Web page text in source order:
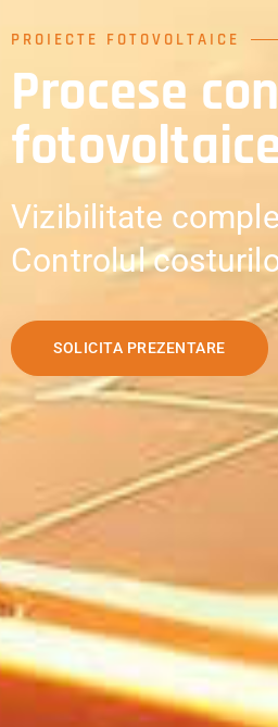
PROIECTE FOTOVOLTAICE
Procese
Vizibilitate
Controlul
SOLICITA PREZENTARE